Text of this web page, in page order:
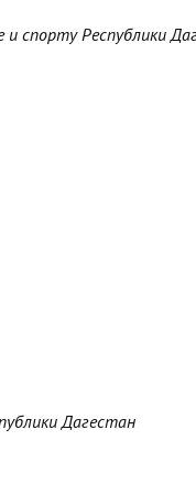
спорту Республики
Дагестан